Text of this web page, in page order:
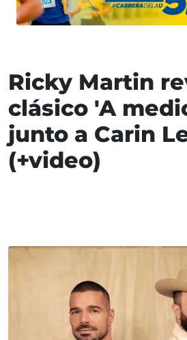
Ricky Martin
clásico 'A
junto a Carin
(+video)